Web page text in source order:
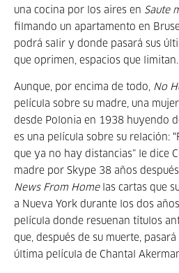
una cocina por los aires en Saute
filmando un apartamento en
podrá salir y donde pasará sus
que oprimen, espacios que limitan.
Aunque, por encima de todo, No
película sobre su madre, una
desde Polonia en 1938 huyendo
es una película sobre su relación:
que ya no hay distancias” le dice
madre por Skype 38 años
News From Homelas cartas que
a Nueva York durante los dos
película donde resuenan títulos
que, después de su muerte,
última película de Chantal